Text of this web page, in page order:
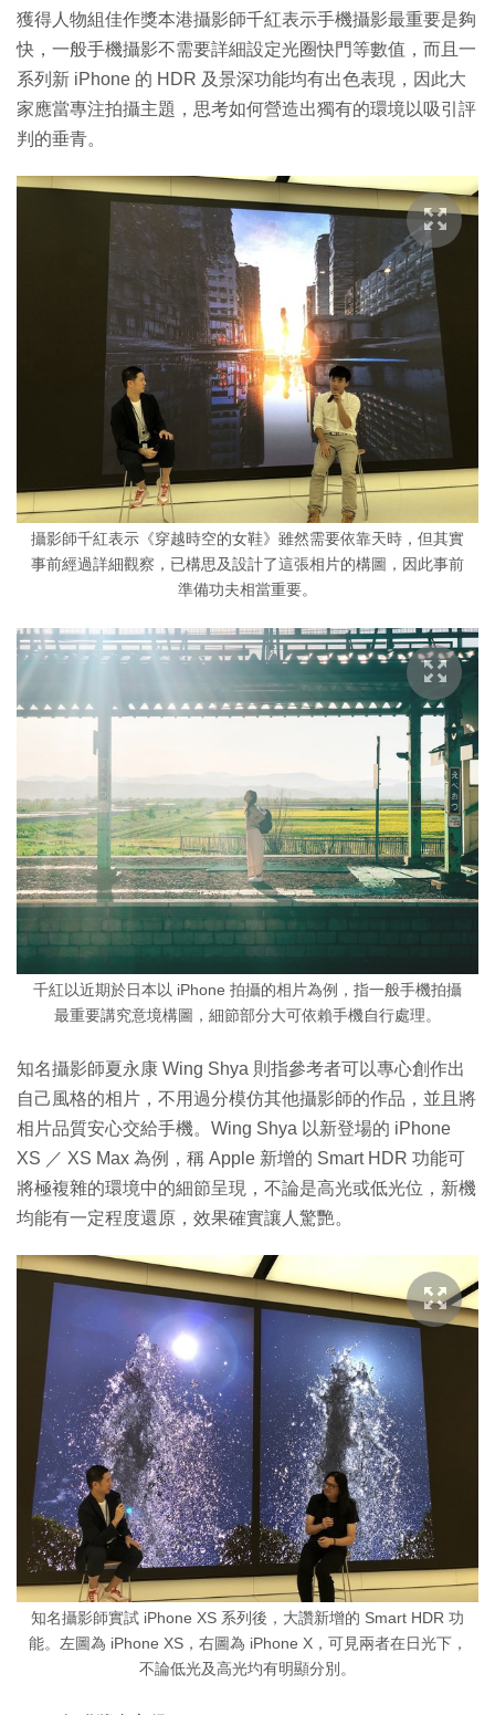
獲得人物組佳作獎本港攝影師千紅表示手機攝影最重要是夠
快，一般手機攝影不需要詳細設定光圈快門等數值，而且一
系列新 iPhone 的 HDR 及景深功能均有出色表現，因此大
家應當專注拍攝主題，思考如何營造出獨有的環境以吸引評
判的垂青。
攝影師千紅表示《穿越時空的女鞋》雖然需要依靠天時，但其實
事前經過詳細觀察，已構思及設計了這張相片的構圖，因此事前
準備功夫相當重要。
千紅以近期於日本以 iPhone 拍攝的相片為例，指一般手機拍攝
最重要講究意境構圖，細節部分大可依賴手機自行處理。
知名攝影師夏永康 Wing Shya 則指參考者可以專心創作出
自己風格的相片，不用過分模仿其他攝影師的作品，並且將
相片品質安心交給手機。Wing Shya 以新登場的 iPhone
XS ／ XS Max 為例，稱 Apple 新增的 Smart HDR 功能可
將極複雜的環境中的細節呈現，不論是高光或低光位，新機
均能有一定程度還原，效果確實讓人驚艷。
知名攝影師實試 iPhone XS 系列後，大讚新增的 Smart HDR 功
能。左圖為 iPhone XS，右圖為 iPhone X，可見兩者在日光下，
不論低光及高光圴有明顯分別。